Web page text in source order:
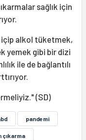
sağlık için
içip alkol tüketmek,
yemek gibi bir dizi
ile de bağlantılı
(SD)
pandemi
çıkarma